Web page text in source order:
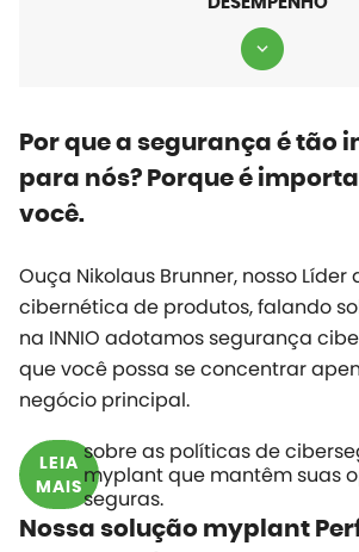
Por que a segurança é tão
para nós? Porque é
você.
Ouça Nikolaus Brunner, nosso
cibernética de produtos, falando
na INNIO adotamos segurança
que você possa se concentrar
negócio principal.
LEIA
MAIS
sobre as políticas de
myplantque mantêm suas
seguras.
Nossa solução myplant